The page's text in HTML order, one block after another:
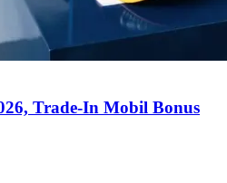
Trade-In Mobil Bonus